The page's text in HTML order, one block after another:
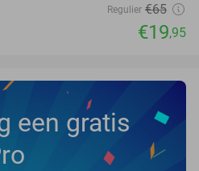
Regulier €65
€19,95
een gratis